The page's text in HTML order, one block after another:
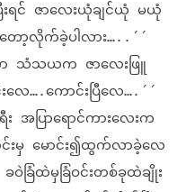
းရင် ဇာလေးယုံချင်ယုံ မယုံ
ော့လိုက်ခဲ့ပါလား…..´´
ာ သံသယက ဇာလေးဖြူ
….ကောင်းပြီလေ….´´
အပြာရောင်ကားလေးက
းမှ မောင်း၍ထွက်လာခဲ့လေ
ခြံထဲမှခြံဝင်းတစ်ခုထဲချိုး